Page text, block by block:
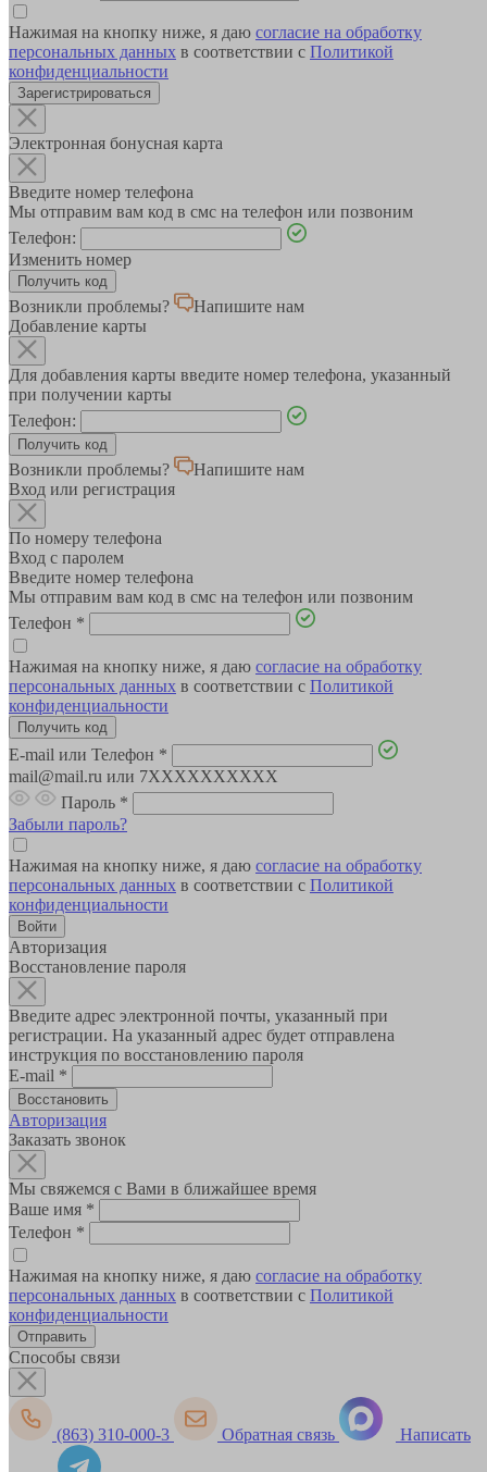
Нажимая на кнопку ниже, я даю согласие на обработку
персональных данных в соответствии с Политикой
конфиденциальности
Зарегистрироваться
Электронная бонусная карта
Введите номер телефона
Мы отправим вам код в смс на телефон или позвоним
Телефон:
Изменить номер
Возникли проблемы?
Напишите нам
Добавление карты
Для добавления карты введите номер телефона, указанный
при получении карты
Телефон:
Возникли проблемы?
Напишите нам
Вход или регистрация
По номеру телефона
Вход с паролем
Введите номер телефона
Мы отправим вам код в смс на телефон или позвоним
Телефон *
Нажимая на кнопку ниже, я даю согласие на обработку
персональных данных в соответствии с Политикой
конфиденциальности
E-mail или Телефон *
mail@mail.ru или 7XXXXXXXXXX
Пароль *
Забыли пароль?
Нажимая на кнопку ниже, я даю согласие на обработку
персональных данных в соответствии с Политикой
конфиденциальности
Авторизация
Восстановление пароля
Введите адрес электронной почты, указанный при
регистрации. На указанный адрес будет отправлена
инструкция по восстановлению пароля
E-mail *
Авторизация
Заказать звонок
Мы свяжемся с Вами в ближайшее время
Ваше имя *
Телефон *
Нажимая на кнопку ниже, я даю согласие на обработку
персональных данных в соответствии с Политикой
конфиденциальности
Способы связи
(863) 310-000-3 Обратная связь Написать